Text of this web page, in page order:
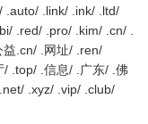
.auto/ .link/ .ink/ .ltd/
.red/ .pro/ .kim/ .cn/ .
.cn/ .网址/ .ren/
/ .top/ .信息/ .广东/ .佛
.xyz/ .vip/ .club/